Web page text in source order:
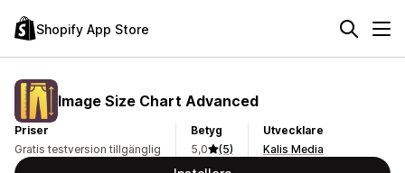
Shopify App Store
Image Size Chart Advanced
Priser
Gratis testversion tillgänglig
Betyg
5,0
(5)
Utvecklare
Kalis Media